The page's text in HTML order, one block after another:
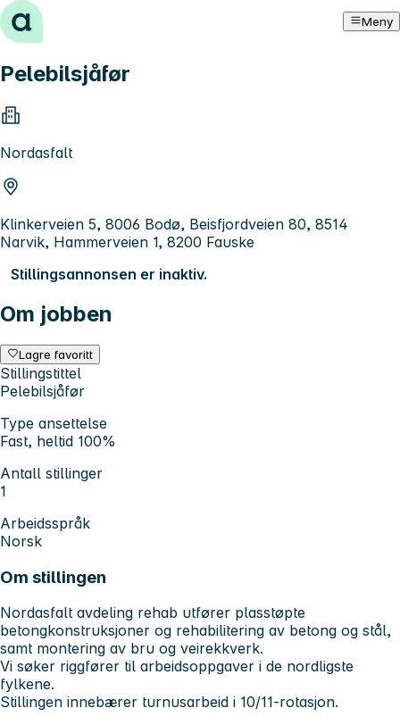
Hopp til innhold Meny
Pelebilsjåfør
Nordasfalt
Klinkerveien 5, 8006 Bodø, Beisfjordveien 80, 8514
Narvik, Hammerveien 1, 8200 Fauske
Stillingsannonsen er inaktiv.
Om jobben
Lagre favoritt
Stillingstittel
Pelebilsjåfør
Type ansettelse
Fast, heltid 100%
Antall stillinger
1
Arbeidsspråk
Norsk
Om stillingen
Nordasfalt avdeling rehab utfører plasstøpte
betongkonstruksjoner og rehabilitering av betong og stål,
samt montering av bru og veirekkverk.
Vi søker riggfører til arbeidsoppgaver i de nordligste
fylkene.
Stillingen innebærer turnusarbeid i 10/11-rotasjon.